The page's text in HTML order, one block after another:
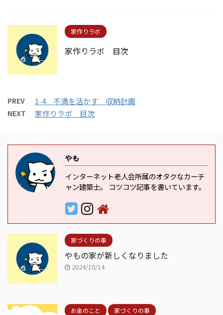
家作りラボ
家作りラボ 目次
PREV 1-4 不満を活かす 収納計画
NEXT 家作りラボ 目次
やも
インターネット老人会所属のオタクなカーチ
ャン建築士。 コツコツ記事を書いています。
家づくりの事
やもの家が新しくなりました
2024/10/14
お金のこと 家づくりの事